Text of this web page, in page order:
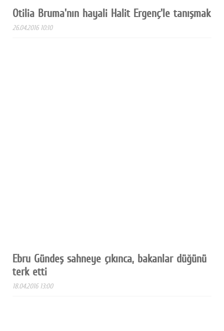
Otilia Bruma'nın hayali Halit Ergenç'le tanışmak
26.04.2016 10:10
Ebru Gündeş sahneye çıkınca, bakanlar düğünü
terk etti
18.04.2016 13:00